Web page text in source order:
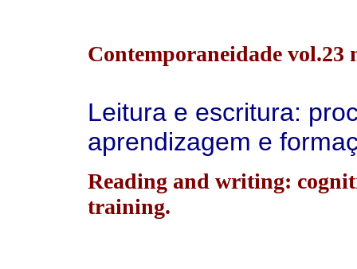
Contemporaneidade vol.23
Leitura e escritura:
aprendizagem e
Reading and writing:
training.